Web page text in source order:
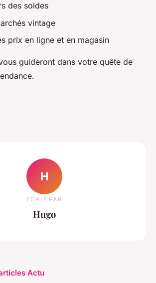
des soldes
vintage
prix en ligne et en magasin
guideront dans votre quête de
H
ECRIT PAR
Hugo
Actu